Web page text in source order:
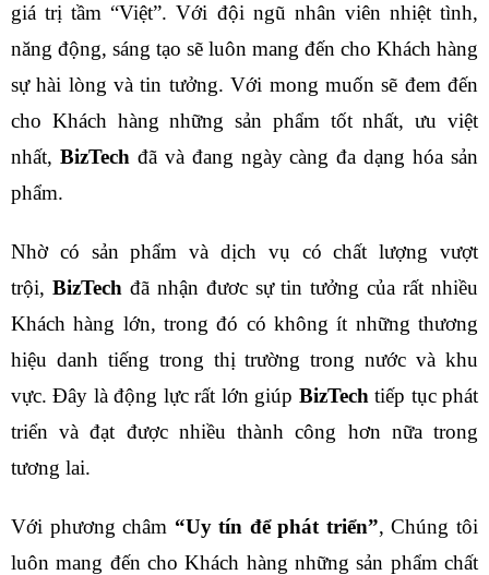
giá trị tầm “Việt”. Với đội ngũ nhân viên nhiệt tình,
năng động, sáng tạo sẽ luôn mang đến cho Khách hàng
sự hài lòng và tin tưởng. Với mong muốn sẽ đem đến
cho Khách hàng những sản phẩm tốt nhất, ưu việt
nhất, BizTech đã và đang ngày càng đa dạng hóa sản
phẩm.
Nhờ có sản phẩm và dịch vụ có chất lượng vượt
trội, BizTech đã nhận đươc sự tin tưởng của rất nhiều
Khách hàng lớn, trong đó có không ít những thương
hiệu danh tiếng trong thị trường trong nước và khu
vực. Đây là động lực rất lớn giúp BizTech tiếp tục phát
triển và đạt được nhiều thành công hơn nữa trong
tương lai.
Với phương châm “Uy tín để phát triển”, Chúng tôi
luôn mang đến cho Khách hàng những sản phẩm chất